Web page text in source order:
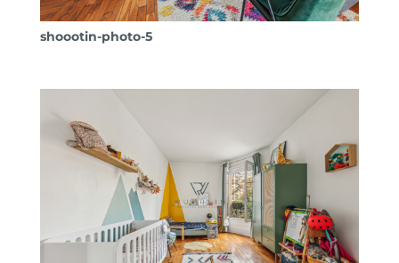
shoootin-photo-5